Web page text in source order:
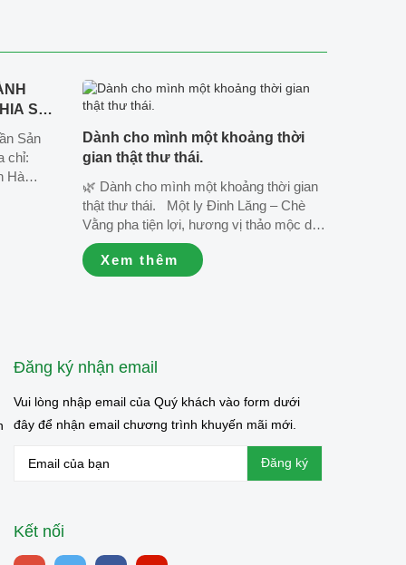
SỐ
Sản
chỉ:
Hà
Dành cho mình một khoảng thời
gian thật thư thái.
🌿 Dành cho mình một khoảng thời gian
thật thư thái. Một ly Đinh Lăng – Chè
Vằng pha tiện lợi, hương vị thảo mộc dịu
nhẹ, cùng vài phút nghỉ ngơi bên bạn bè
là đủ để tận hưởng những khoảnh khắc
bình yên của cuộc sống. 💚...
Xem thêm
Đăng ký nhận email
Vui lòng nhập email của Quý khách vào form dưới
đây để nhận email chương trình khuyến mãi mới.
Kết nối